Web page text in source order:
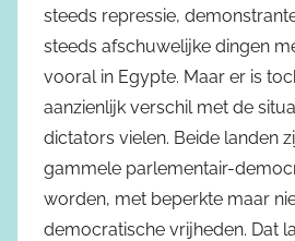
steeds repressie,
steeds afschuwelijke dingen
vooral in Egypte. Maar er is
aanzienlijk verschil met de
dictators vielen. Beide landen
gammele parlementair-
worden, met beperkte maar
democratische vrijheden. Dat